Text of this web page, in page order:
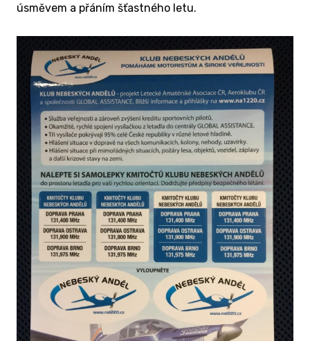
úsměvem a přáním šťastného letu.